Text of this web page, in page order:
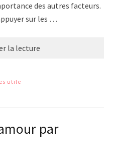
des autres facteurs.
sur les …
la lecture
utile
par